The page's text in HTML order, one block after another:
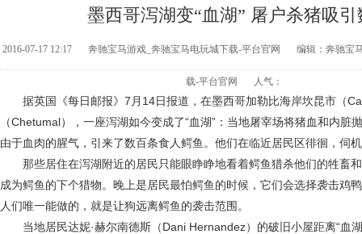
墨西哥泻湖变“血湖” 屠户杀猪吸
2016-07-17 12:17 奔驰宝马游戏_奔驰宝马电玩城下载-平台官网 编辑：奔驰宝
载-平台官网 人气：
据英国《每日邮报》7月14日报道，在墨西哥加勒比海岸坎昆市（
（Chetumal），一座泻湖如今变成了“血湖”：当地屠宰场将猪血和内脏
由于血肉的腥气，引来了数百条食人鳄鱼。他们在临近居民区徘徊，伺
那些居住在泻湖附近的居民只能眼睁睁地看着鳄鱼猎杀他们的牲畜
成为鳄鱼的下个猎物。晚上是居民最怕鳄鱼的时候，它们会选择袭击鸡
人们唯一能做的，就是让狗远离鳄鱼的袭击范围。
当地居民达妮·赫尔南德斯（Dani Hernandez）的破旧小屋距离“血